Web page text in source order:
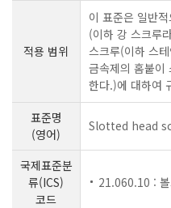
적용 범위
이 표준은 일반
(이하 강 스크루
스크루(이하 스
금속제의 홈붙이
한다.)에 대하여
표준명
(영어)
Slotted head
국제표준분
류(ICS)
코드
21.060.10 :